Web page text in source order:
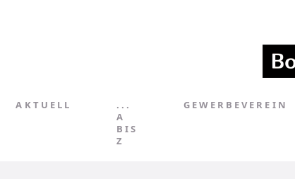
AKTUELL
...
A
BIS
Z
GEWERBEVEREIN